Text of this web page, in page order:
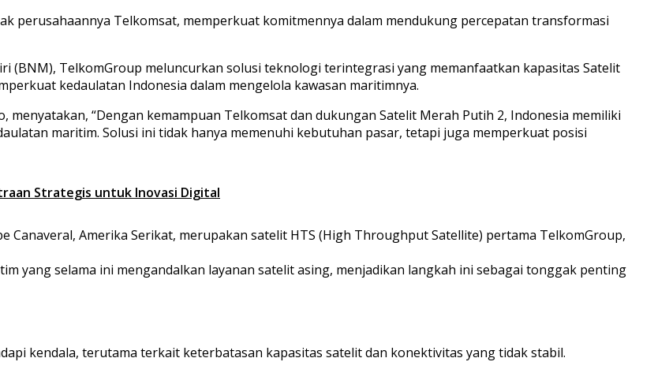
perusahaannya Telkomsat, memperkuat komitmennya dalam mendukung percepatan transformasi
(BNM), TelkomGroup meluncurkan solusi teknologi terintegrasi yang memanfaatkan kapasitas Satelit
kedaulatan Indonesia dalam mengelola kawasan maritimnya.
“Dengan kemampuan Telkomsat dan dukungan Satelit Merah Putih 2, Indonesia memiliki
maritim. Solusi ini tidak hanya memenuhi kebutuhan pasar, tetapi juga memperkuat posisi
Strategis untuk Inovasi Digital
Canaveral, Amerika Serikat, merupakan satelit HTS (High Throughput Satellite) pertama TelkomGroup,
yang selama ini mengandalkan layanan satelit asing, menjadikan langkah ini sebagai tonggak penting
kendala, terutama terkait keterbatasan kapasitas satelit dan konektivitas yang tidak stabil.